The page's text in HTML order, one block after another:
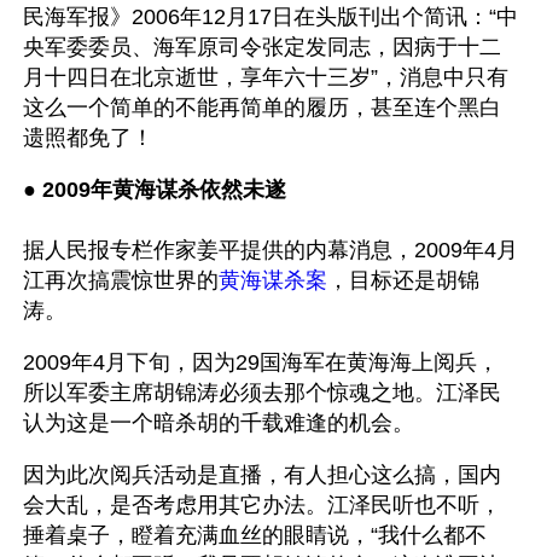
民海军报》2006年12月17日在头版刊出个简讯：“中
央军委委员、海军原司令张定发同志，因病于十二
月十四日在北京逝世，享年六十三岁”，消息中只有
这么一个简单的不能再简单的履历，甚至连个黑白
遗照都免了！
● 2009年黄海谋杀依然未遂
据人民报专栏作家姜平提供的内幕消息，2009年4月
江再次搞震惊世界的黄海谋杀案 ，目标还是胡锦
涛。
2009年4月下旬，因为29国海军在黄海海上阅兵，
所以军委主席胡锦涛必须去那个惊魂之地。江泽民
认为这是一个暗杀胡的千载难逢的机会。
因为此次阅兵活动是直播，有人担心这么搞，国内
会大乱，是否考虑用其它办法。江泽民听也不听，
捶着桌子，瞪着充满血丝的眼睛说，“我什么都不